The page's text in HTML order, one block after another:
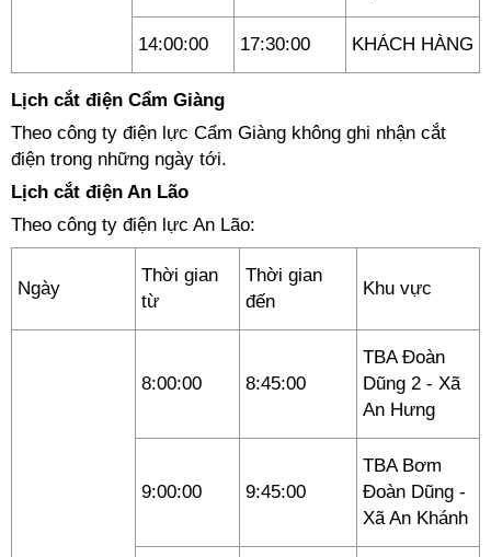
14:00:00 17:30:00 KHÁCH HÀNG
Lịch cắt điện Cẩm Giàng
Theo công ty điện lực Cẩm Giàng không ghi nhận cắt
điện trong những ngày tới.
Lịch cắt điện An Lão
Theo công ty điện lực An Lão:
Ngày
Thời gian
từ
Thời gian
đến
Khu vực
8:00:00 8:45:00
TBA Đoàn
Dũng 2 - Xã
An Hưng
9:00:00 9:45:00
TBA Bơm
Đoàn Dũng -
Xã An Khánh